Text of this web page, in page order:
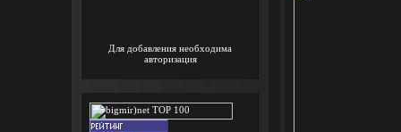
Для добавления необходима
авторизация